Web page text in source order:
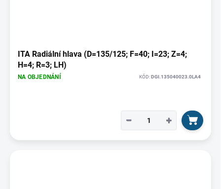
ITA Radiální hlava (D=135/125; F=40; I=23; Z=4;
H=4; R=3; LH)
NA OBJEDNÁNÍ KÓD:DGI.135040023.0LA4
+
−